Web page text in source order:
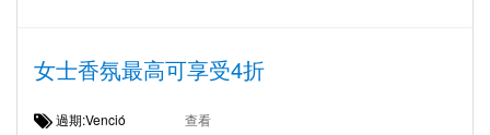
女士香氛最高可享受4折
過期:Venció 查看